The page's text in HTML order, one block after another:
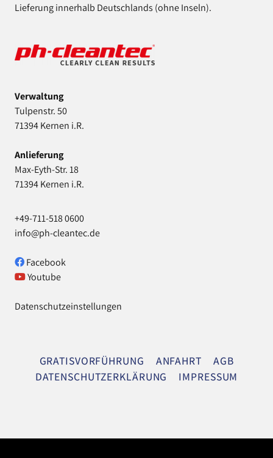
Lieferung innerhalb Deutschlands (ohne Inseln).
Verwaltung
Tulpenstr. 50
71394 Kernen i.R.
Anlieferung
Max-Eyth-Str. 18
71394 Kernen i.R.
+49-711-518 0600
info@ph-cleantec.de
Facebook
Youtube
Datenschutzeinstellungen
überspringen
GRATISVORFÜHRUNG ANFAHRT
AGB
DATENSCHUTZERKLÄRUNG
IMPRESSUM